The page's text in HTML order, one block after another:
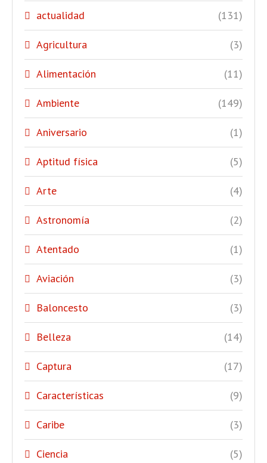
actualidad (131)
Agricultura (3)
Alimentación (11)
Ambiente (149)
Aniversario (1)
Aptitud física (5)
Arte (4)
Astronomía (2)
Atentado (1)
Aviación (3)
Baloncesto (3)
Belleza (14)
Captura (17)
Características (9)
Caribe (3)
Ciencia (5)